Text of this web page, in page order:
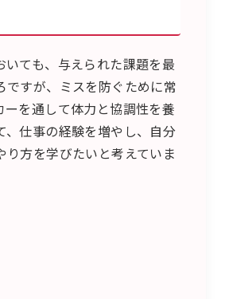
ても、与えられた課題を最
すが、ミスを防ぐために常
を通して体力と協調性を養
仕事の経験を増やし、自分
方を学びたいと考えていま